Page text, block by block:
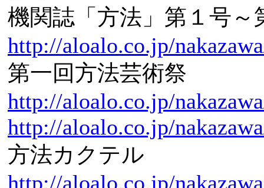
機関誌「方法」第１号～
http://aloalo.co.jp/
第一回方法芸術祭
http://aloalo.co.jp/
http://aloalo.co.jp/
方法カクテル
http://aloalo.co.jp/